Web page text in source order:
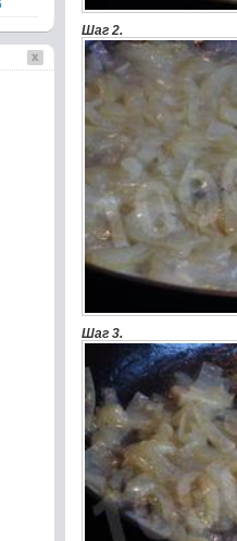
Шаг 2.
Шаг 3.